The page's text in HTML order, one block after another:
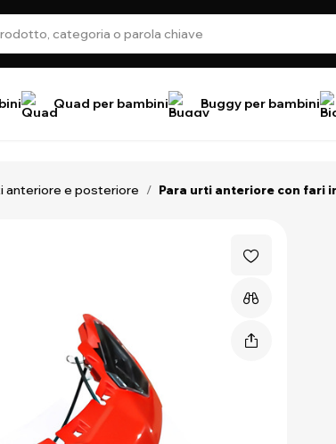
Quad per bambini Buggy per bambini
anteriore e posteriore / Para urti anteriore con fari